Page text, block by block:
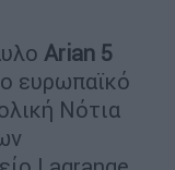
Arian 5
ευρωπαϊκό
Νότια